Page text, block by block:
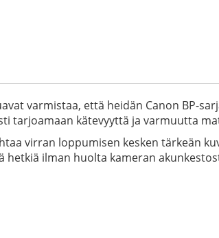
varmistaa, että heidän Canon BP-
tarjoamaan kätevyyttä ja varmuutta
virran loppumisen kesken tärkeän
ilman huolta kameran